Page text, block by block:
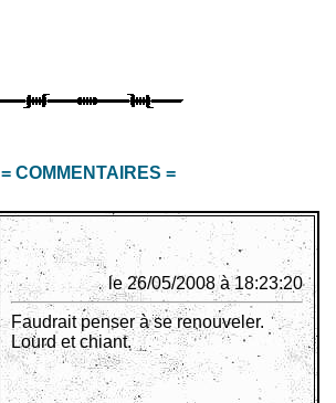
= COMMENTAIRES =
le 26/05/2008 à 18:23:20
Faudrait penser à se renouveler.
Lourd et chiant.